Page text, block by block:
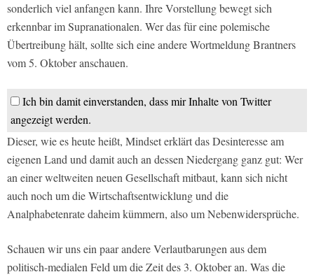
sonderlich viel anfangen kann. Ihre Vorstellung bewegt sich
erkennbar im Supranationalen. Wer das für eine polemische
Übertreibung hält, sollte sich eine andere Wortmeldung Brantners
vom 5. Oktober anschauen.
Ich bin damit einverstanden, dass mir Inhalte von Twitter
angezeigt werden.
Dieser, wie es heute heißt, Mindset erklärt das Desinteresse am
eigenen Land und damit auch an dessen Niedergang ganz gut: Wer
an einer weltweiten neuen Gesellschaft mitbaut, kann sich nicht
auch noch um die Wirtschaftsentwicklung und die
Analphabetenrate daheim kümmern, also um Nebenwidersprüche.
Schauen wir uns ein paar andere Verlautbarungen aus dem
politisch-medialen Feld um die Zeit des 3. Oktober an. Was die